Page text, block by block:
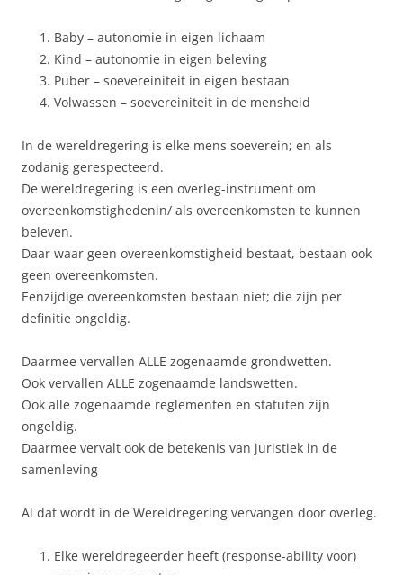
Baby – autonomie in eigen lichaam
Kind – autonomie in eigen beleving
Puber – soevereiniteit in eigen bestaan
Volwassen – soevereiniteit in de mensheid
In de wereldregering is elke mens soeverein; en als
zodanig gerespecteerd.
De wereldregering is een overleg-instrument om
overeenkomstighedenin/ als overeenkomsten te kunnen
beleven.
Daar waar geen overeenkomstigheid bestaat, bestaan ook
geen overeenkomsten.
Eenzijdige overeenkomsten bestaan niet; die zijn per
definitie ongeldig.
Daarmee vervallen ALLE zogenaamde grondwetten.
Ook vervallen ALLE zogenaamde landswetten.
Ook alle zogenaamde reglementen en statuten zijn
ongeldig.
Daarmee vervalt ook de betekenis van juristiek in de
samenleving
Al dat wordt in de Wereldregering vervangen door overleg.
Elke wereldregeerder heeft (response-ability voor)